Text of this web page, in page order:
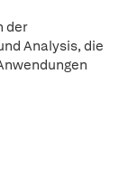
der
Analysis, die